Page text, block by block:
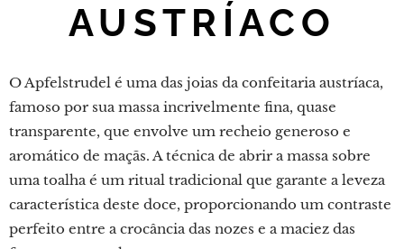
AUSTRÍACO
O Apfelstrudel é uma das joias da confeitaria austríaca,
famoso por sua massa incrivelmente fina, quase
transparente, que envolve um recheio generoso e
aromático de maçãs. A técnica de abrir a massa sobre
uma toalha é um ritual tradicional que garante a leveza
característica deste doce, proporcionando um contraste
perfeito entre a crocância das nozes e a maciez das